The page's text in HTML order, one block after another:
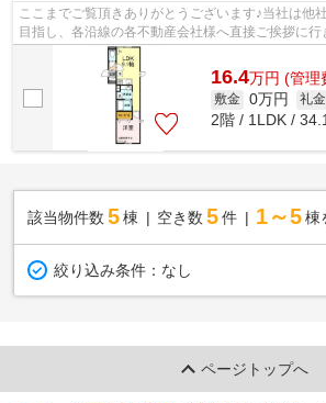
ここまでご覧頂きありがとうございます♪当社は他
目指し、各沿線の各不動産会社様へ直接ご挨拶に
様へ提供しております！最新の情報は...
16.4万円 (管理
敷金 0万円 礼金
2階 / 1LDK /
該当物件数 5棟 空き数 5 件 1～5 棟
絞り込み条件： なし
ページトップへ